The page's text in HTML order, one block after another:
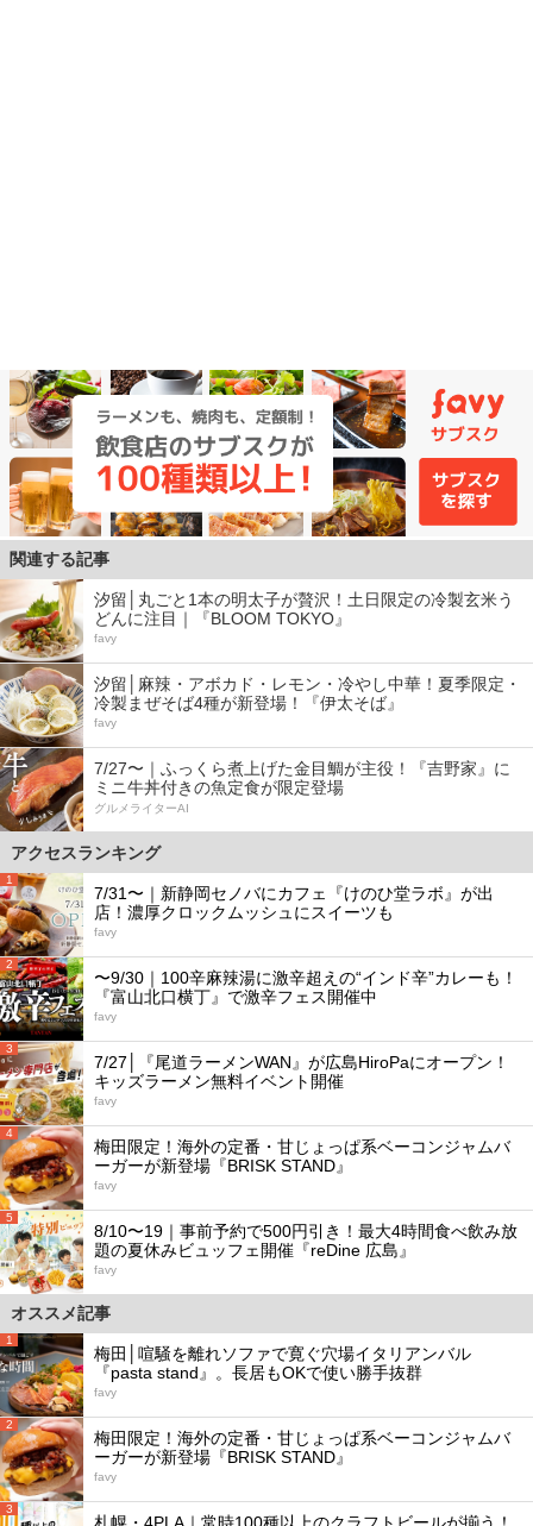
関連する記事
汐留│丸ごと1本の明太子が贅沢！土日限定の冷製玄米う
どんに注目｜『BLOOM TOKYO』
favy
汐留│麻辣・アボカド・レモン・冷やし中華！夏季限定・
冷製まぜそば4種が新登場！『伊太そば』
favy
7/27〜｜ふっくら煮上げた金目鯛が主役！『吉野家』に
ミニ牛丼付きの魚定食が限定登場
グルメライターAI
アクセスランキング
1
7/31〜｜新静岡セノバにカフェ『けのひ堂ラボ』が出
店！濃厚クロックムッシュにスイーツも
favy
2
〜9/30｜100辛麻辣湯に激辛超えの“インド辛”カレーも！
『富山北口横丁』で激辛フェス開催中
favy
3
7/27│『尾道ラーメンWAN』が広島HiroPaにオープン！
キッズラーメン無料イベント開催
favy
4
梅田限定！海外の定番・甘じょっぱ系ベーコンジャムバ
ーガーが新登場『BRISK STAND』
favy
5
8/10〜19｜事前予約で500円引き！最大4時間食べ飲み放
題の夏休みビュッフェ開催『reDine 広島』
favy
オススメ記事
1
梅田│喧騒を離れソファで寛ぐ穴場イタリアンバル
『pasta stand』。長居もOKで使い勝手抜群
favy
2
梅田限定！海外の定番・甘じょっぱ系ベーコンジャムバ
ーガーが新登場『BRISK STAND』
favy
3